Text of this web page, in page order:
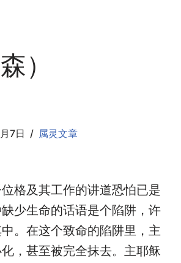
）
7日 属灵文章
格及其工作的讲道恐怕已是
少生命的话语是个陷阱，许
。在这个致命的陷阱里，主
，甚至被完全抹去。主耶稣